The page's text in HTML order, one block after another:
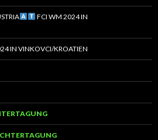
FCI WM 2024 IN
IN VINKOVCI/KROATIEN